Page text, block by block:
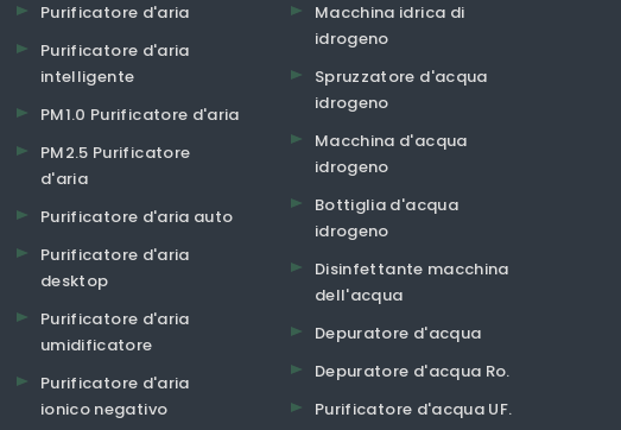
Purificatore d'aria
Purificatore d'aria
intelligente
PM1.0 Purificatore d'aria
PM2.5 Purificatore
d'aria
Purificatore d'aria auto
Purificatore d'aria
desktop
Purificatore d'aria
umidificatore
Purificatore d'aria
ionico negativo
Macchina idrica di
idrogeno
Spruzzatore d'acqua
idrogeno
Macchina d'acqua
idrogeno
Bottiglia d'acqua
idrogeno
Disinfettante macchina
dell'acqua
Depuratore d'acqua
Depuratore d'acqua Ro.
Purificatore d'acqua UF.